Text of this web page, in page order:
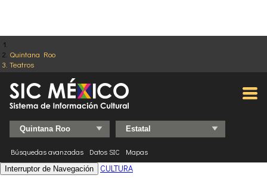
Quintana Roo
Teatros
Búsquedas avanzadas Datos SIC Mapas
Interruptor de Navegación CULTURA